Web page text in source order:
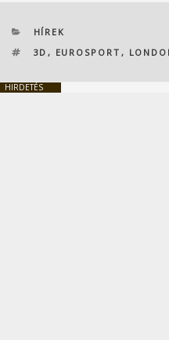
KATEGÓRIÁK
HÍREK
CÍMKÉK
3D , EUROSPORT ,
HIRDETÉS